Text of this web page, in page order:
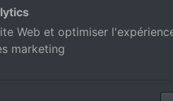
Web et optimiser
marketing